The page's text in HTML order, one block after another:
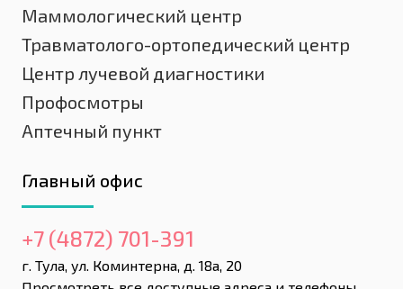
Маммологический центр
Травматолого-ортопедический центр
Центр лучевой диагностики
Профосмотры
Аптечный пункт
Главный офис
+7 (4872) 701-391
г. Тула, ул. Коминтерна, д. 18а, 20